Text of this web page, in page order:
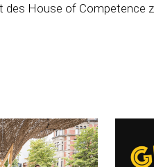
des House of Competence